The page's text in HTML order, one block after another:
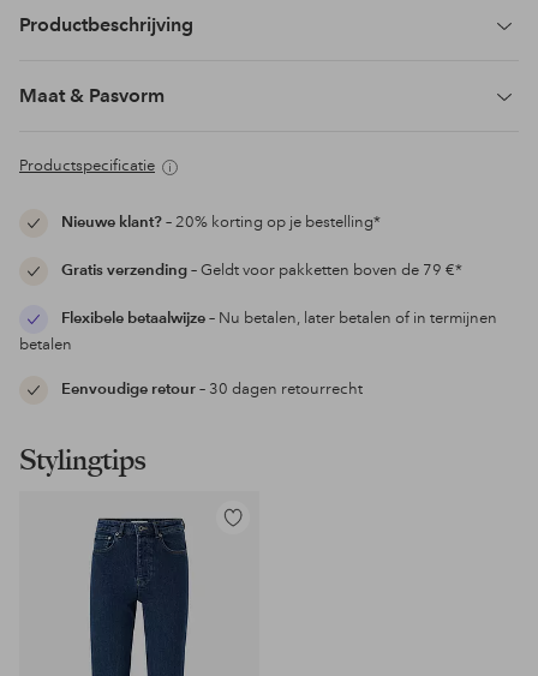
Productbeschrijving
Maat & Pasvorm
Productspecificatie
Nieuwe klant?– 20% korting op je bestelling*
Gratis verzending– Geldt voor pakketten boven de 79 €*
Flexibele betaalwijze– Nu betalen, later betalen of in termijnen
betalen
Eenvoudige retour– 30 dagen retourrecht
Stylingtips
Toevoegen